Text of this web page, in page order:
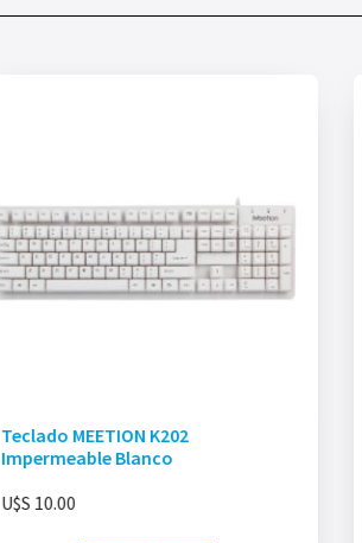
Teclado MEETION K202
Impermeable Blanco
U$S 10.00